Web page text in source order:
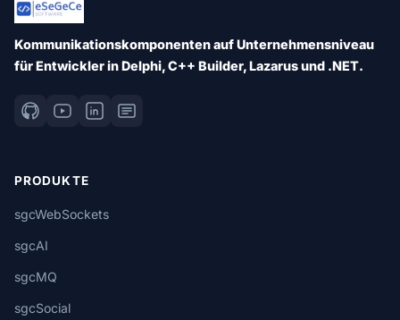
Kommunikationskomponenten auf Unternehmensniveau
für Entwickler in Delphi, C++ Builder, Lazarus und .NET.
PRODUKTE
sgcWebSockets
sgcAI
sgcMQ
sgcSocial